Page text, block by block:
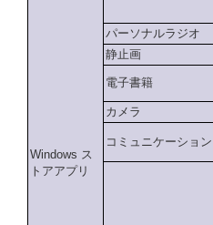
Windows ス
トアアプリ
パーソナルラジオ
静止画
電子書籍
カメラ
コミュニケーション